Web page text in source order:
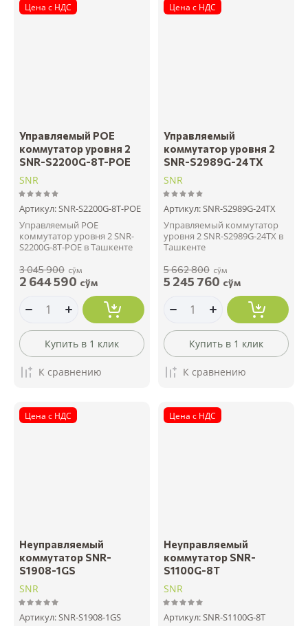
Цена - возрастание
Цена с НДС
Управляемый POE
коммутатор уровня 2
SNR-S2200G-8T-POE
SNR
Артикул:SNR-S2200G-8T-POE
Управляемый POE
коммутатор уровня 2 SNR-
S2200G-8T-POE в Ташкенте
3 045 900 сўм
2 644 590 сўм
Купить в 1 клик
К сравнению
Цена с НДС
Управляемый
коммутатор уровня 2
SNR-S2989G-24TX
SNR
Артикул:SNR-S2989G-24TX
Управляемый коммутатор
уровня 2 SNR-S2989G-24TX в
Ташкенте
5 662 800 сўм
5 245 760 сўм
Купить в 1 клик
К сравнению
Цена с НДС
Неуправляемый
коммутатор SNR-
S1908-1GS
SNR
Артикул:SNR-S1908-1GS
Цена с НДС
Неуправляемый
коммутатор SNR-
S1100G-8T
SNR
Артикул:SNR-S1100G-8T